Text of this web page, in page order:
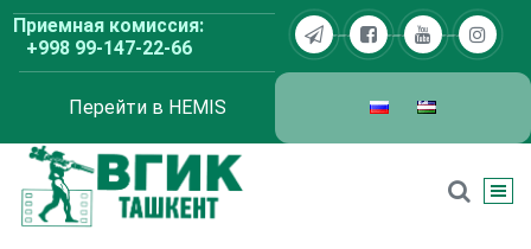
Перейти
содержимому
Приемная комиссия:
+998 99-147-22-66
Перейти в HEMIS